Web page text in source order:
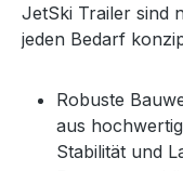
JetSki Trailer sind
jeden Bedarf
Robuste
aus
Stabilität und